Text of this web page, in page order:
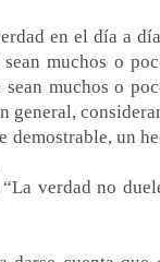
en el día a
muchos o
muchos o
general,
demostrable, un
verdad no